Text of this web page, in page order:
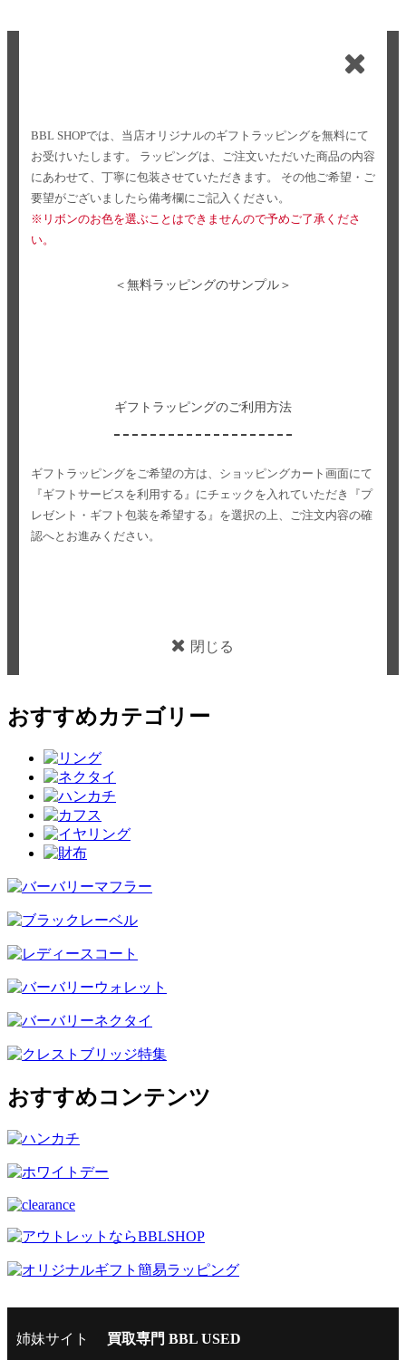
BBL SHOPでは、当店オリジナルのギフトラッピングを無料にて
お受けいたします。
ラッピングは、ご注文いただいた商品の内容
にあわせて、丁寧に包装させていただきます。
その他ご希望・ご
要望がございましたら備考欄にご記入ください。
※リボンのお色を選ぶことはできませんので予めご了承くださ
い。
＜無料ラッピングのサンプル＞
ギフトラッピングのご利用方法
ギフトラッピングをご希望の方は、ショッピングカート画面にて
『ギフトサービスを利用する』にチェックを入れていただき
『プ
レゼント・ギフト包装を希望する』を選択の上、ご注文内容の確
認へとお進みください。
閉じる
おすすめカテゴリー
おすすめコンテンツ
姉妹サイト 買取専門 BBL USED